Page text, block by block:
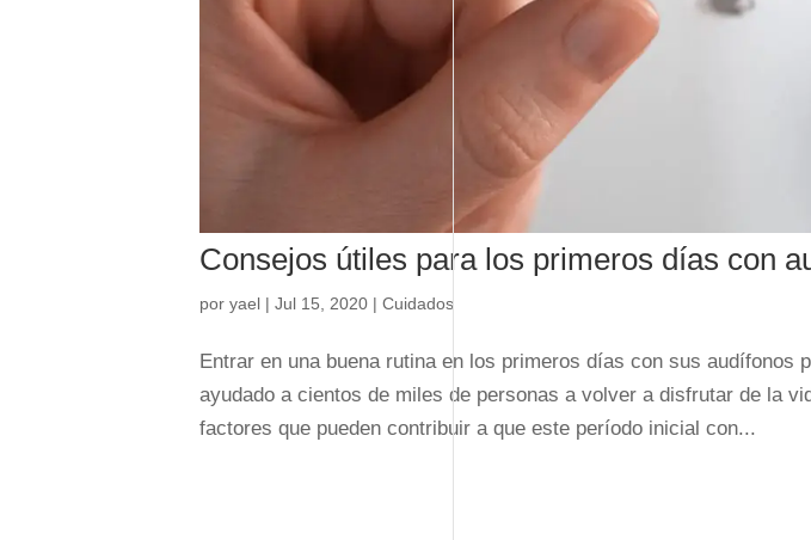
Consejos útiles para los primeros días con
por yael| Jul 15, 2020| Cuidados
Entrar en una buena rutina en los primeros días con sus audífonos
ayudado a cientos de miles de personas a volver a disfrutar de la
factores que pueden contribuir a que este período inicial con...